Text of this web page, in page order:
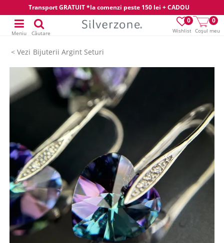
Transport GRATUIT *la comenzi peste 150 lei + CADOU
Wishlist
0
Coșul meu
0
Meniu Căutare
Bijuterii Argint Seturi